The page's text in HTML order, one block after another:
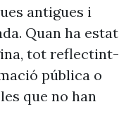
antigues i
Quan ha estat
tot reflectint-
pública o
que no han